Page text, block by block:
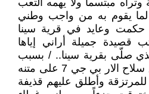
مبتسماً ولا يهمه التعب
لما يقوم به من واجب وطني
حكمت وعايد في قرية سينا
قصيدة جميلة أراني إياها
صلّى بقرية سينا.. / بسبب
أن الشهيد حكمت قد وضع سلاح الار بي جي 7 على متنه
وأطلق عليهم قذيفة